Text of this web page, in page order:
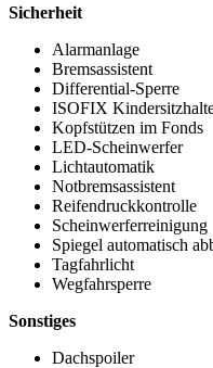
Sicherheit
Alarmanlage
Bremsassistent
Differential-Sperre
ISOFIX
Kopfstützen im Fonds
LED-Scheinwerfer
Lichtautomatik
Notbremsassistent
Reifendruckkontrolle
Scheinwerferreinigung
Spiegel automatisch
Tagfahrlicht
Wegfahrsperre
Sonstiges
Dachspoiler